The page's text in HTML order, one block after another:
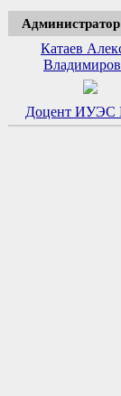
Администратор
Катаев
Доцент